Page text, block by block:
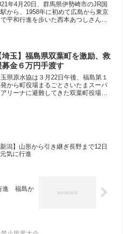
年4月20日、群馬県伊勢崎市のJR国
から、1958年に初めて広島から東京
で平和行進を歩いた西本あつしさんの
」「青い...
埼玉】福島県双葉町を激励、救
募金６万円手渡す
県原水協は３月22日午後、福島第１
から町役場まるごとさいたまスーパ
リーナに避難してきた双葉町役場を
新潟】山形から引き継ぎ長野まで12日
気に行進
進 福島か